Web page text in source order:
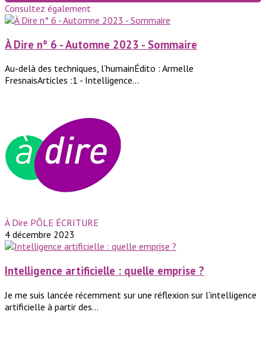
Consultez également
À Dire n° 6 - Automne 2023 - Sommaire
Au-delà des techniques, l’humainÉdito : Armelle
FresnaisArticles :1 - Intelligence...
À Dire PÔLE ÉCRITURE
4 décembre 2023
Intelligence artificielle : quelle emprise ?
Je me suis lancée récemment sur une réflexion sur l’intelligence
artificielle à partir des...